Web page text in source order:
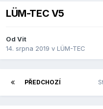
LÜM-TEC V5
Od Vit
14. srpna 2019 v LÜM-TEC
PŘEDCHOZÍ